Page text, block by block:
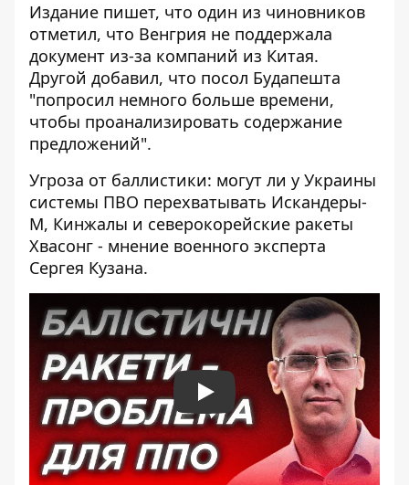
Издание пишет, что один из чиновников
отметил, что Венгрия не поддержала
документ из-за компаний из Китая.
Другой добавил, что посол Будапешта
"попросил немного больше времени,
чтобы проанализировать содержание
предложений".
Угроза от баллистики: могут ли у Украины
системы ПВО перехватывать Искандеры-
М, Кинжалы и северокорейские ракеты
Хвасонг - мнение военного эксперта
Сергея Кузана.
Play